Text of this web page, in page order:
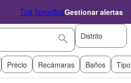
Tus favoritosGestionar alertas
Distrito
Precio Recámaras Baños